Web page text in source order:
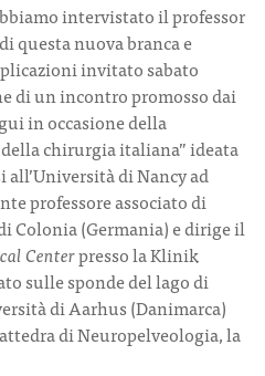
intervistato il professor
questa nuova branca e
invitato sabato
di un incontro promosso dai
in occasione della
chirurgia italiana” ideata
all’Università di Nancy ad
professore associato di
Colonia (Germania) e dirige il
Centerpresso la Klinik
sulle sponde del lago di
di Aarhus (Danimarca)
di Neuropelveologia, la